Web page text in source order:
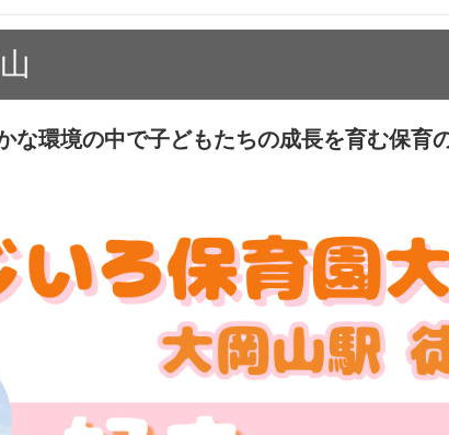
な環境の中で子どもたちの成長を育む保育